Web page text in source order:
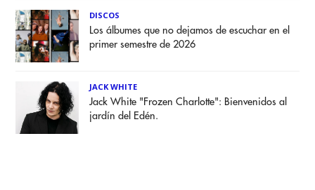
DISCOS
Los álbumes que no dejamos de escuchar en el
primer semestre de 2026
JACK WHITE
Jack White "Frozen Charlotte": Bienvenidos al
jardín del Edén.